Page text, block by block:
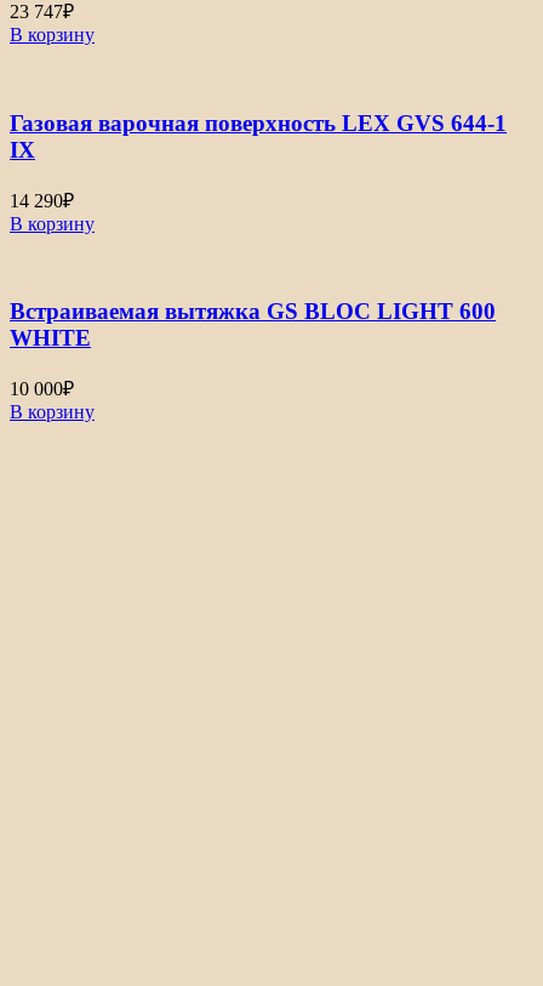
23 747₽
В корзину
Газовая варочная поверхность LEX GVS 644-1
IX
14 290₽
В корзину
Встраиваемая вытяжка GS BLOC LIGHT 600
WHITE
10 000₽
В корзину